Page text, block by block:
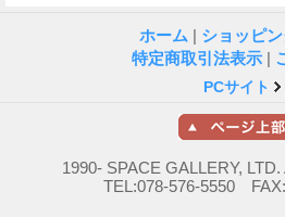
ホーム | ショッピ
特定商取引法表示 |
PCサイト
1990- SPACE GALLERY,
TEL:078-576-5550